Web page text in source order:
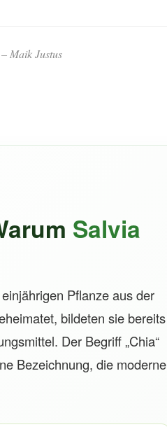
Maik Justus
Salvia
Pflanze aus der
bildeten sie bereits
Der Begriff „Chia“
Bezeichnung, die moderne